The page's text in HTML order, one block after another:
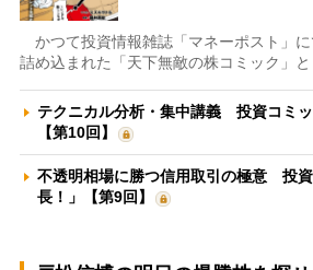
かつて投資情報雑誌「マネーポスト」
詰め込まれた「天下無敵の株コミック」と
テクニカル分析・集中講義 投資コミッ
【第10回】
不透明相場に勝つ信用取引の極意 投
長！」【第9回】